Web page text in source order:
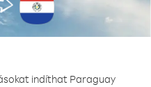
indíthat Paraguay